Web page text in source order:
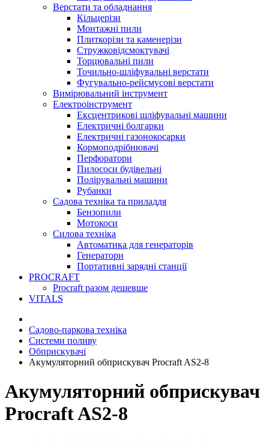
Верстати та обладнання
Кільцерізи
Монтажні пили
Плиткорізи та каменерізи
Стружковідсмоктувачі
Торцювальні пили
Точильно-шліфувальні верстати
Фугувально-рейсмусові верстати
Вимірювальний інструмент
Електроінструмент
Ексцентрикові шліфувальні машини
Електричні болгарки
Електричні газонокосарки
Кормоподрібнювачі
Перфоратори
Пилососи будівельні
Полірувальні машини
Рубанки
Садова техніка та приладдя
Бензопили
Мотокоси
Силова техніка
Автоматика для генераторів
Генератори
Портативні зарядні станції
PROCRAFT
Procraft разом дешевше
VITALS
Садово-паркова техніка
Системи поливу
Обприскувачі
Акумуляторний обприскувач Procraft AS2-8
Акумуляторний обприскувач
Procraft AS2-8